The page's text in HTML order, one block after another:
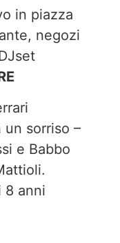
in piazza
negozi
un sorriso –
e Babbo
8 anni